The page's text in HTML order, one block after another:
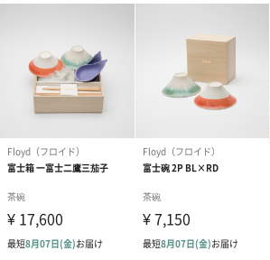
プリザーブドフラワー
ブーケ（ピンク）
（2,580円）
プリザーブドフラ
ブーケ（ブルー）
（2,580円）
ぬいぐるみ
愛らしいぬいぐるみを同梱してお届けしま
誕生日・記念日・出産祝いなどのシーンにお